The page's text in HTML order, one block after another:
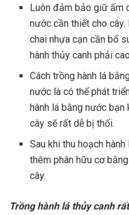
Luôn đảm bảo giữ ấm
nước cần thiết cho
chai nhựa cạn cần bổ
hành thủy canh phải
Cách trồng hành lá
nước là có thể phát
hành lá bằng nước bạn
cây sẽ rất dễ bị thối.
Sau khi thu hoạch
thêm phân hữu cơ
cây.
Trồng hành lá thủy canh